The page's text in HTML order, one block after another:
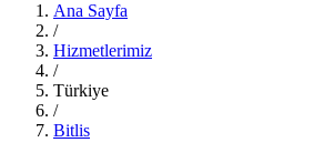
Ana Sayfa
/
Hizmetlerimiz
/
Türkiye
/
Bitlis